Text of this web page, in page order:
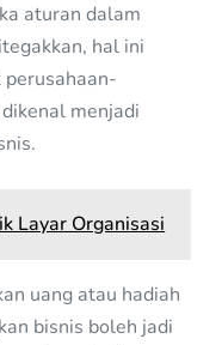
aturan dalam
hal ini
menjadi
Layar Organisasi
uang atau hadiah
bisnis boleh jadi